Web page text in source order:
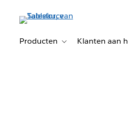
Producten
Toggle sub-navigation
Klanten aan